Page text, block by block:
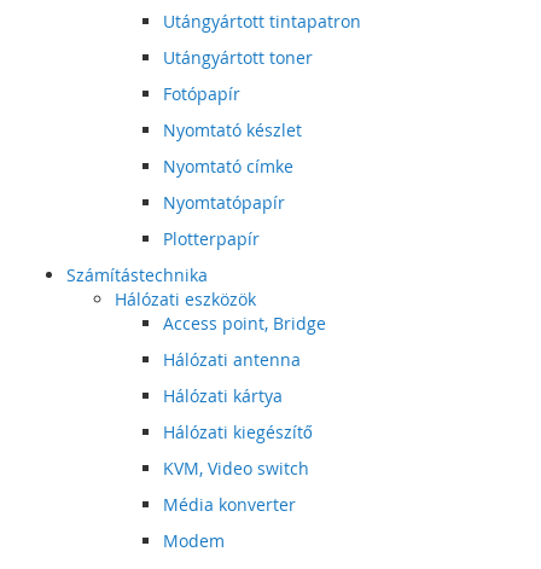
Utángyártott tintapatron
Utángyártott toner
Fotópapír
Nyomtató készlet
Nyomtató címke
Nyomtatópapír
Plotterpapír
Számítástechnika
Hálózati eszközök
Access point, Bridge
Hálózati antenna
Hálózati kártya
Hálózati kiegészítő
KVM, Video switch
Média konverter
Modem